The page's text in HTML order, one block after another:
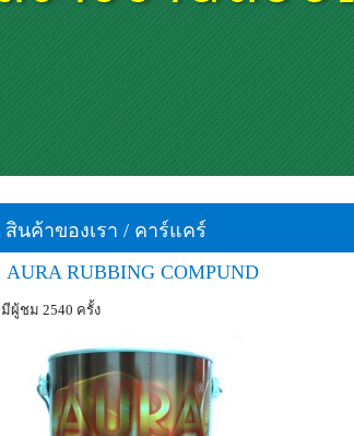
สินค้าของเรา / คาร์แคร์
AURA RUBBING COMPUND
มีผู้ชม 2540 ครั้ง